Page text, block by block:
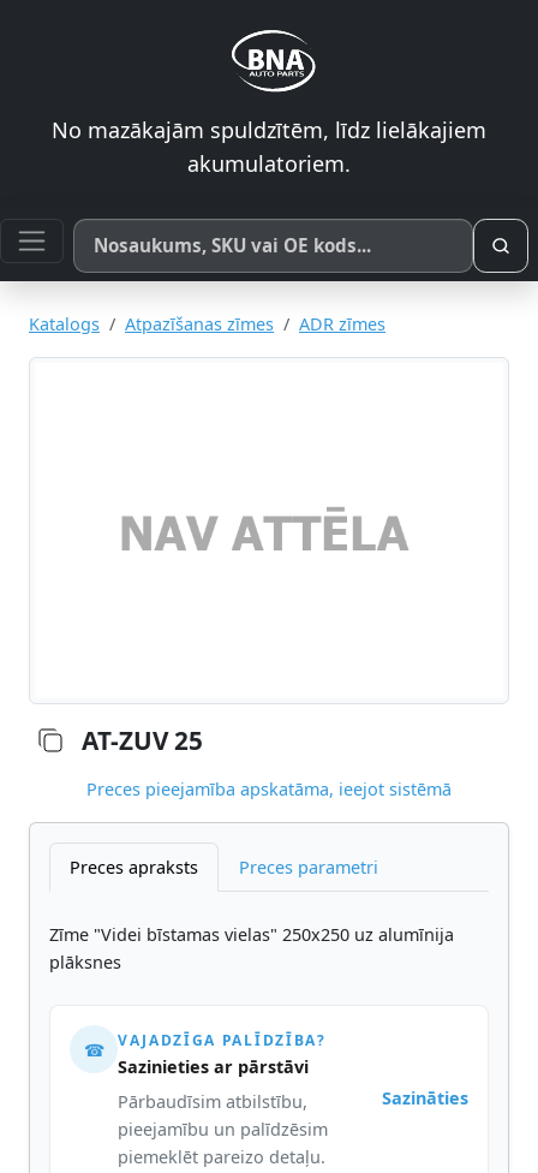
No mazākajām spuldzītēm, līdz lielākajiem
akumulatoriem.
Meklēt pēc produkta nosaukuma, SKU vai OE koda
Katalogs Atpazīšanas zīmes ADR zīmes
AT-ZUV 25
Preces pieejamība apskatāma, ieejot sistēmā
Preces apraksts Preces parametri
Zīme "Videi bīstamas vielas" 250x250 uz alumīnija
plāksnes
☎ VAJADZĪGA PALĪDZĪBA?
Sazinieties ar pārstāvi
Pārbaudīsim atbilstību,
pieejamību un palīdzēsim
piemeklēt pareizo detaļu.
Sazināties